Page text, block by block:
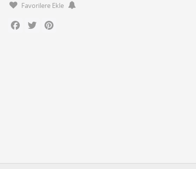
Favorilere Ekle
Facebook
Twitter